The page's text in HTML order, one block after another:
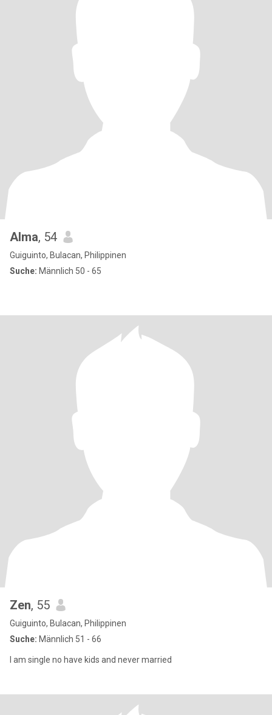
Alma, 54
Guiguinto, Bulacan, Philippinen
Suche: Männlich 50 - 65
Zen, 55
Guiguinto, Bulacan, Philippinen
Suche: Männlich 51 - 66
I am single no have kids and never married